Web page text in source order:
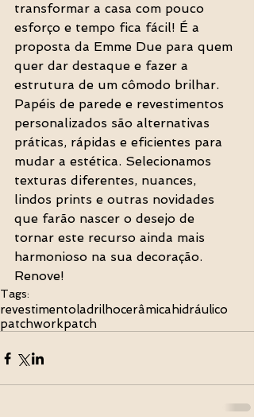
transformar a casa com pouco
esforço e tempo fica fácil! É a
proposta da Emme Due para quem
quer dar destaque e fazer a
estrutura de um cômodo brilhar.
Papéis de parede e revestimentos
personalizados são alternativas
práticas, rápidas e eficientes para
mudar a estética. Selecionamos
texturas diferentes, nuances,
lindos prints e outras novidades
que farão nascer o desejo de
tornar este recurso ainda mais
harmonioso na sua decoração.
Renove!
Tags:
revestimentoladrilhocerâmica hidráulico
patchworkpatch